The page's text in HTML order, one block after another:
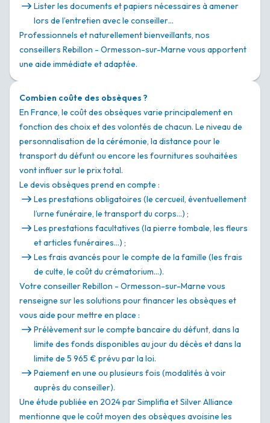
Lister les documents et papiers nécessaires à amener
lors de l’entretien avec le conseiller…
Professionnels et naturellement bienveillants, nos
conseillers Rebillon - Ormesson-sur-Marne vous apportent
une aide immédiate et adaptée.
Combien coûte des obsèques ?
En France, le coût des obsèques varie principalement en
fonction des choix et des volontés de chacun. Le niveau de
personnalisation de la cérémonie, la distance pour le
transport du défunt ou encore les fournitures souhaitées
vont influer sur le prix total.
Le devis obsèques prend en compte :
Les prestations obligatoires (le cercueil, éventuellement
l’urne funéraire, le transport du corps…) ;
Les prestations facultatives (la pierre tombale, les fleurs
et articles funéraires…) ;
Les frais avancés pour le compte de la famille (les frais
de culte, le coût du crématorium…).
Votre conseiller Rebillon - Ormesson-sur-Marne vous
renseigne sur les solutions pour financer les obsèques et
vous aide pour mettre en place :
Prélèvement sur le compte bancaire du défunt, dans la
limite des fonds disponibles au jour du décès et dans la
limite de 5 965 € prévu par la loi.
Paiement en une ou plusieurs fois (modalités à voir
auprès du conseiller).
Une étude publiée en 2024 par Simplifia et Silver Alliance
mentionne que le coût moyen des obsèques avoisine les